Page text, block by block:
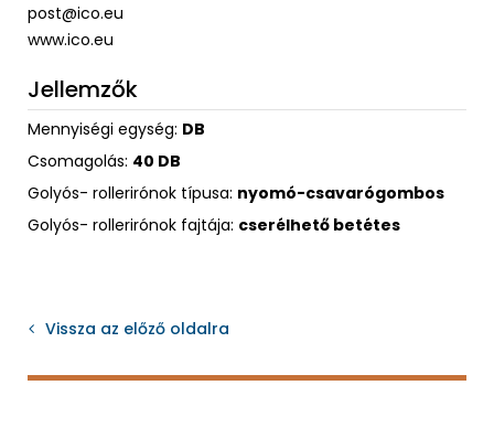
post@ico.eu
www.ico.eu
Jellemzők
Mennyiségi egység: DB
Csomagolás: 40 DB
Golyós- rollerirónok típusa: nyomó-csavarógombos
Golyós- rollerirónok fajtája: cserélhető betétes
Vissza az előző oldalra